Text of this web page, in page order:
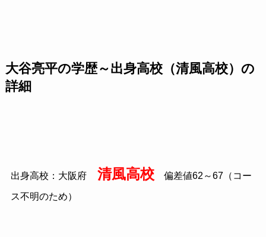
大谷亮平の学歴～出身高校（清風高校）の
詳細
出身高校：大阪府 清風高校偏差値62 ～67（コー
ス不明のため）